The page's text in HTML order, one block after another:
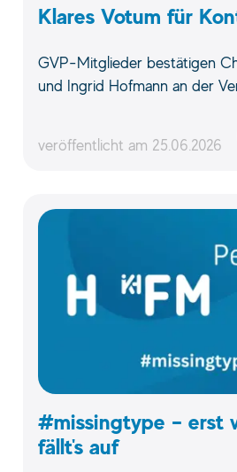
Klares Votum für
GVP-Mitglieder bestätigen
und Ingrid Hofmann an der
veröffentlicht am 25.06.2026
#missingtype – erst
fällt's auf